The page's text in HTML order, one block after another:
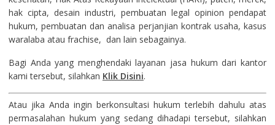
hak cipta, desain industri, pembuatan legal opinion pendapat
hukum, pembuatan dan analisa perjanjian kontrak usaha, kasus
waralaba atau frachise, dan lain sebagainya.
Bagi Anda yang menghendaki layanan jasa hukum dari kantor
kami tersebut, silahkan Klik Disini.
Atau jika Anda ingin berkonsultasi hukum terlebih dahulu atas
permasalahan hukum yang sedang dihadapi tersebut, silahkan